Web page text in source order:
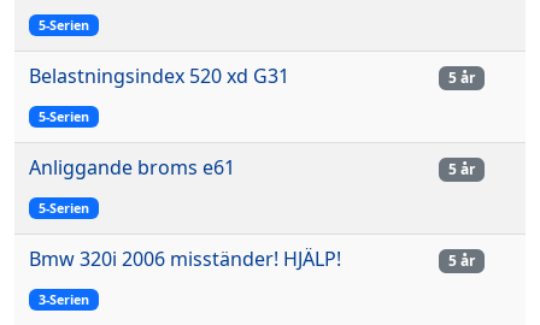
5-Serien
Belastningsindex 520 xd G31
5-Serien
5 år
Anliggande broms e61
5-Serien
5 år
Bmw 320i 2006 misständer! HJÄLP!
3-Serien
5 år